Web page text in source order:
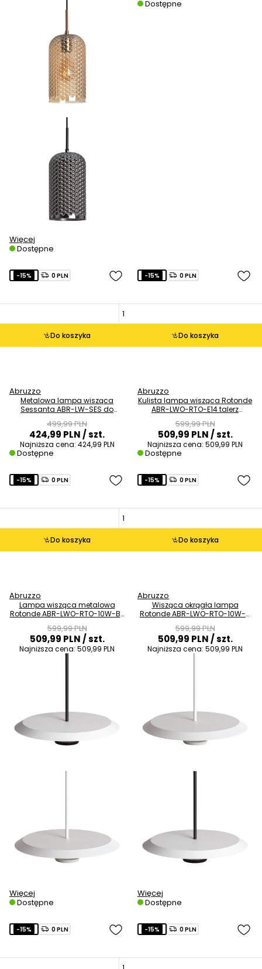
Więcej
Dostępne
Dostępne
Do koszyka
-15% 0 PLN
Abruzzo
Metalowa lampa wisząca
Sessanta ABR-LW-SES do
499,99 PLN
424,99 PLN/ szt.
Najniższa cena: 424,99 PLN
Dostępne
Do koszyka
-15% 0 PLN
Abruzzo
Kulista lampa wisząca Rotonde
ABR-LWO-RTO-E14 talerz
599,99 PLN
509,99 PLN/ szt.
Najniższa cena: 509,99 PLN
Dostępne
Do koszyka
-15% 0 PLN
Abruzzo
Lampa wisząca metalowa
Rotonde ABR-LWO-RTO-10W-BZ
599,99 PLN
509,99 PLN/ szt.
Najniższa cena: 509,99 PLN
Więcej
Dostępne
Do koszyka
-15% 0 PLN
Abruzzo
Wisząca okrągła lampa
Rotonde ABR-LWO-RTO-10W-B
599,99 PLN
509,99 PLN/ szt.
Najniższa cena: 509,99 PLN
Więcej
Dostępne
-15% 0 PLN -15% 0 PLN